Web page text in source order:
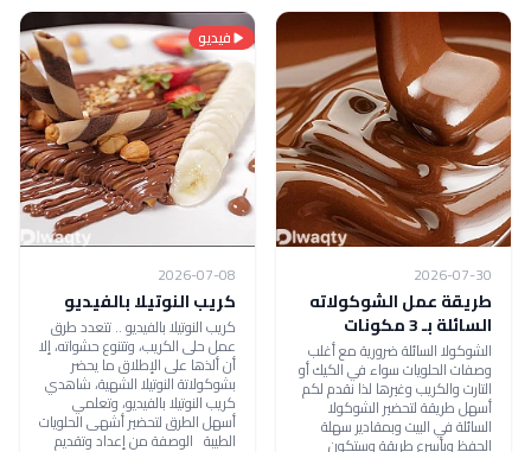
2026-07-30
طريقة عمل الشوكولاته
السائلة بـ 3 مكونات
الشوكولا السائلة ضرورية مع أغلب
وصفات الحلويات سواء في الكيك أو
التارت والكريب وغيرها لذا نقدم لكم
أسهل طريقة لتحضير الشوكولا
السائلة في البيت وبمقادير سهلة
الحفظ وبأسرع طريقة وستكون
فيديو
2026-07-08
كريب النوتيلا بالفيديو
كريب النوتيلا بالفيديو .. تتعدد طرق
عمل حلى الكريب، وتتنوع حشواته، إلا
أن ألذها على الإطلاق ما يحضر
بشوكولاتة النوتيلا الشهية، شاهدي
كريب النوتيلا بالفيديو، وتعلمي
أسهل الطرق لتحضير أشهى الحلويات
الطيبة الوصفة من إعداد وتقديم